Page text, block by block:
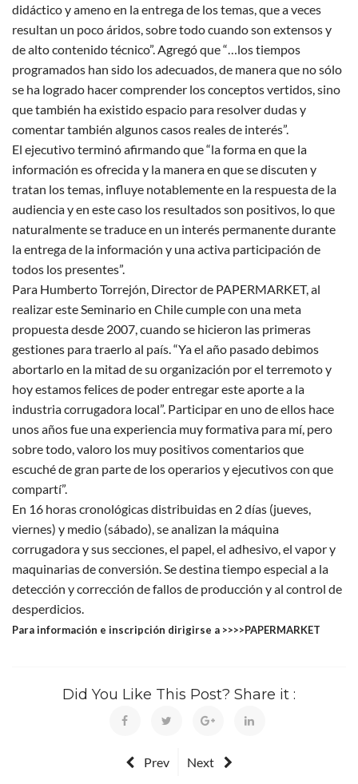
didáctico y ameno en la entrega de los temas, que a veces
resultan un poco áridos, sobre todo cuando son extensos y
de alto contenido técnico”. Agregó que “…los tiempos
programados han sido los adecuados, de manera que no sólo
se ha logrado hacer comprender los conceptos vertidos, sino
que también ha existido espacio para resolver dudas y
comentar también algunos casos reales de interés”.
El ejecutivo terminó afirmando que “la forma en que la
información es ofrecida y la manera en que se discuten y
tratan los temas, influye notablemente en la respuesta de la
audiencia y en este caso los resultados son positivos, lo que
naturalmente se traduce en un interés permanente durante
la entrega de la información y una activa participación de
todos los presentes”.
Para Humberto Torrejón, Director de PAPERMARKET, al
realizar este Seminario en Chile cumple con una meta
propuesta desde 2007, cuando se hicieron las primeras
gestiones para traerlo al país. “Ya el año pasado debimos
abortarlo en la mitad de su organización por el terremoto y
hoy estamos felices de poder entregar este aporte a la
industria corrugadora local”. Participar en uno de ellos hace
unos años fue una experiencia muy formativa para mí, pero
sobre todo, valoro los muy positivos comentarios que
escuché de gran parte de los operarios y ejecutivos con que
compartí”.
En 16 horas cronológicas distribuidas en 2 días (jueves,
viernes) y medio (sábado), se analizan la máquina
corrugadora y sus secciones, el papel, el adhesivo, el vapor y
maquinarias de conversión. Se destina tiempo especial a la
detección y corrección de fallos de producción y al control de
desperdicios.
Para información e inscripción dirigirse a >>>>PAPERMARKET
Did You Like This Post? Share it :
Prev Next